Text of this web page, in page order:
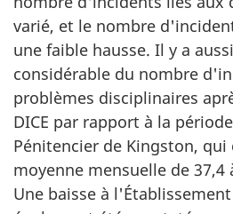
varié, et le nombre
une faible hausse. Il y a
considérable du nombre
problèmes disciplinaires
DICE par rapport à la
Pénitencier de Kingston,
moyenne mensuelle de 37,4
Une baisse à